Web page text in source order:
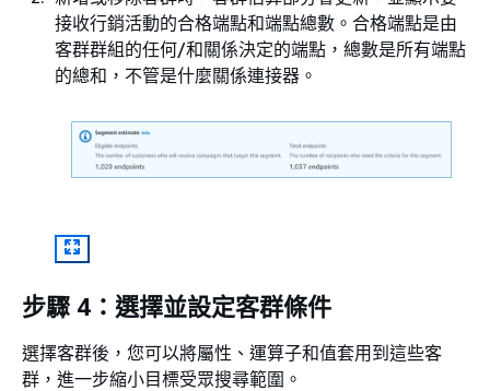
接收行銷活動的合格端點和端點總數。合格端點是由
客群群組的任何/和關係決定的端點，總數是所有端點
的總和，不管是什麼關係連接器。
步驟 4：選擇並設定客群條件
選擇客群後，您可以將屬性、運算子和值套用到這些客
群，進一步縮小目標受眾搜尋範圍。